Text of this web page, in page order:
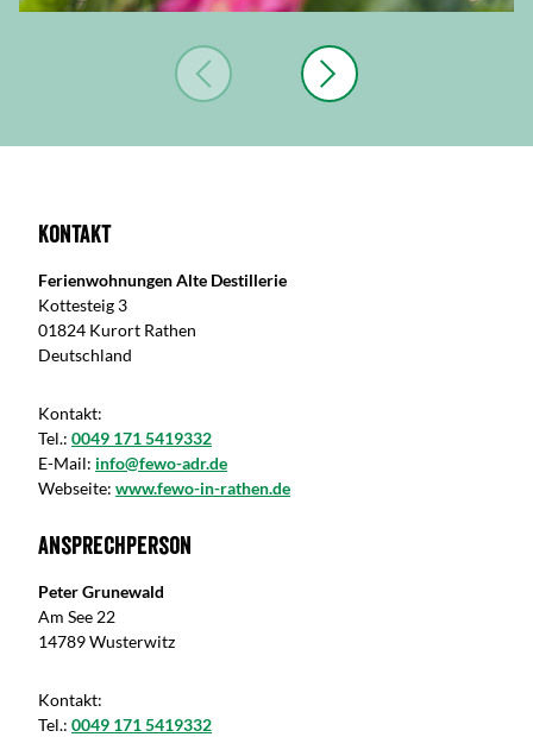
Kontakt
Ferienwohnungen Alte Destillerie
Kottesteig 3
01824 Kurort Rathen
Deutschland
Kontakt:
Tel.: 0049 171 5419332
E-Mail: info@fewo-adr.de
Webseite: www.fewo-in-rathen.de
Ansprechperson
Peter Grunewald
Am See 22
14789 Wusterwitz
Kontakt:
Tel.: 0049 171 5419332